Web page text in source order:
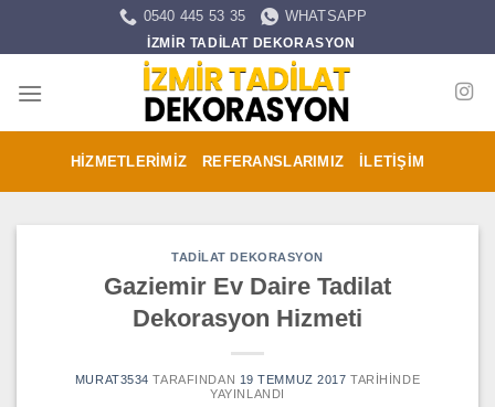
0540 445 53 35 WHATSAPP
İZMİR TADİLAT DEKORASYON
HIZMETLERIMIZ REFERANSLARIMIZ İLETIŞIM
TADILAT DEKORASYON
Gaziemir Ev Daire Tadilat
Dekorasyon Hizmeti
MURAT3534 TARAFINDAN 19 TEMMUZ 2017 TARIHINDE
YAYINLANDI